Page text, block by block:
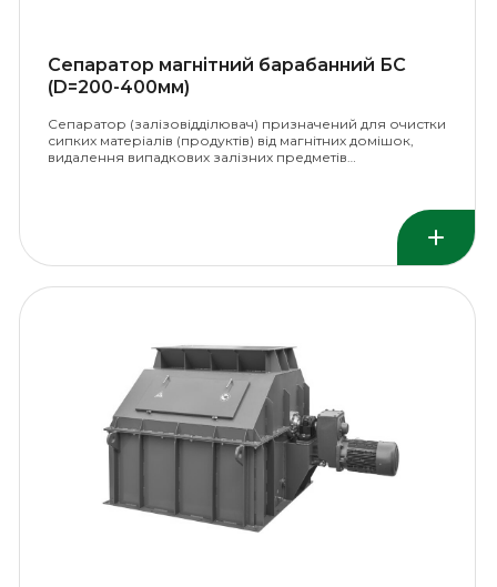
Сепаратор магнітний барабанний БС
(D=200-400мм)
Сепаратор (залізовідділювач) призначений для очистки
сипких матеріалів (продуктів) від магнітних домішок,
видалення випадкових залізних предметів…